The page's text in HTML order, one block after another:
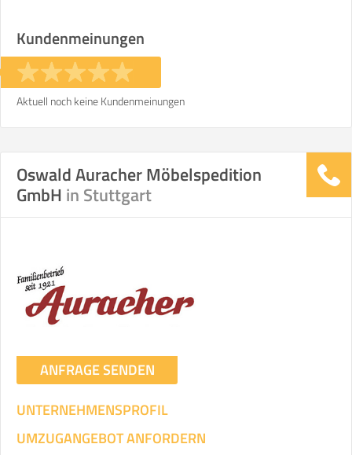
Kundenmeinungen
Aktuell noch keine Kundenmeinungen
Oswald Auracher Möbelspedition
GmbH in Stuttgart
ANFRAGE SENDEN
UNTERNEHMENSPROFIL
UMZUGANGEBOT ANFORDERN